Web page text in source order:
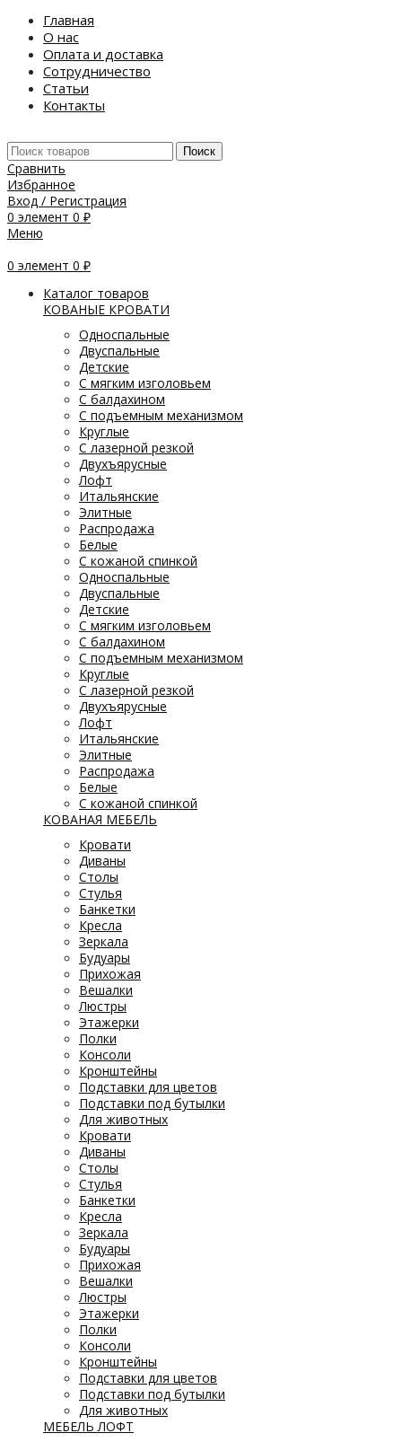
Главная
О нас
Оплата и доставка
Сотрудничество
Статьи
Контакты
Поиск
Сравнить
Избранное
Вход / Регистрация
0 элемент 0 ₽
Меню
0 элемент 0 ₽
Каталог товаров
КОВАНЫЕ КРОВАТИ
Односпальные
Двуспальные
Детские
С мягким изголовьем
С балдахином
С подъемным механизмом
Круглые
С лазерной резкой
Двухъярусные
Лофт
Итальянские
Элитные
Распродажа
Белые
С кожаной спинкой
Односпальные
Двуспальные
Детские
С мягким изголовьем
С балдахином
С подъемным механизмом
Круглые
С лазерной резкой
Двухъярусные
Лофт
Итальянские
Элитные
Распродажа
Белые
С кожаной спинкой
КОВАНАЯ МЕБЕЛЬ
Кровати
Диваны
Столы
Стулья
Банкетки
Кресла
Зеркала
Будуары
Прихожая
Вешалки
Люстры
Этажерки
Полки
Консоли
Кронштейны
Подставки для цветов
Подставки под бутылки
Для животных
Кровати
Диваны
Столы
Стулья
Банкетки
Кресла
Зеркала
Будуары
Прихожая
Вешалки
Люстры
Этажерки
Полки
Консоли
Кронштейны
Подставки для цветов
Подставки под бутылки
Для животных
МЕБЕЛЬ ЛОФТ